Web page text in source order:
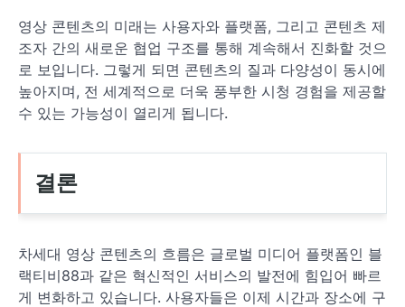
영상 콘텐츠의 미래는 사용자와 플랫폼, 그리고 콘텐츠 제
조자 간의 새로운 협업 구조를 통해 계속해서 진화할 것으
로 보입니다. 그렇게 되면 콘텐츠의 질과 다양성이 동시에
높아지며, 전 세계적으로 더욱 풍부한 시청 경험을 제공할
수 있는 가능성이 열리게 됩니다.
결론
차세대 영상 콘텐츠의 흐름은 글로벌 미디어 플랫폼인 블
랙티비88과 같은 혁신적인 서비스의 발전에 힘입어 빠르
게 변화하고 있습니다. 사용자들은 이제 시간과 장소에 구